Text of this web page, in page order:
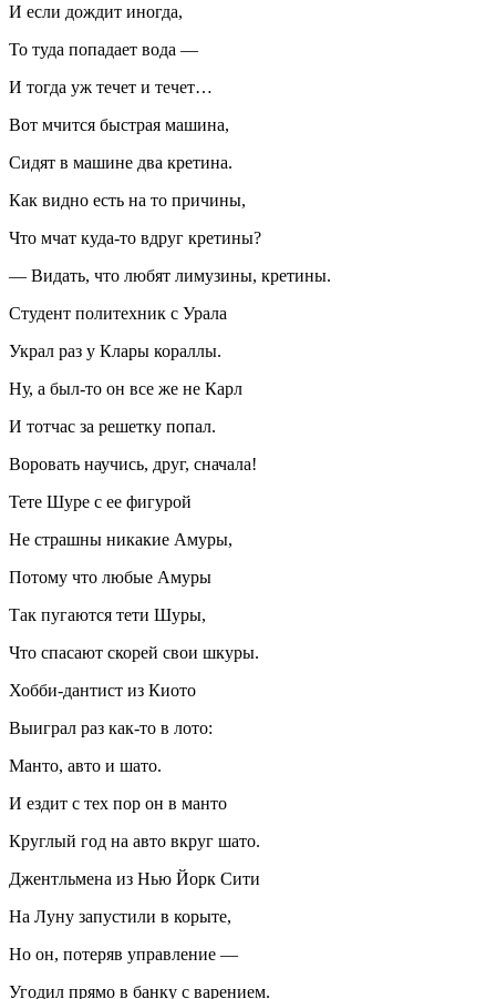
И если дождит иногда,
То туда попадает вода —
И тогда уж течет и течет…
Вот мчится быстрая машина,
Сидят в машине два кретина.
Как видно есть на то причины,
Что мчат куда-то вдруг кретины?
— Видать, что любят лимузины, кретины.
Студент политехник с Урала
Украл раз у Клары кораллы.
Ну, а был-то он все же не Карл
И тотчас за решетку попал.
Воровать научись, друг, сначала!
Тете Шуре с ее фигурой
Не страшны никакие Амуры,
Потому что любые Амуры
Так пугаются тети Шуры,
Что спасают скорей свои шкуры.
Хобби-дантист из Киото
Выиграл раз как-то в лото:
Манто, авто и шато.
И ездит с тех пор он в манто
Круглый год на авто вкруг шато.
Джентльмена из Нью Йорк Сити
На Луну запустили в корыте,
Но он, потеряв управление —
Угодил прямо в банку с варением.